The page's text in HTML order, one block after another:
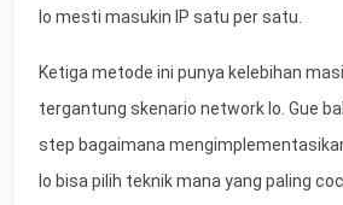
lo mesti masukin IP satu per satu.
Ketiga metode ini punya kelebihan
tergantung skenario network lo. Gue
step bagaimana
lo bisa pilih teknik mana yang paling